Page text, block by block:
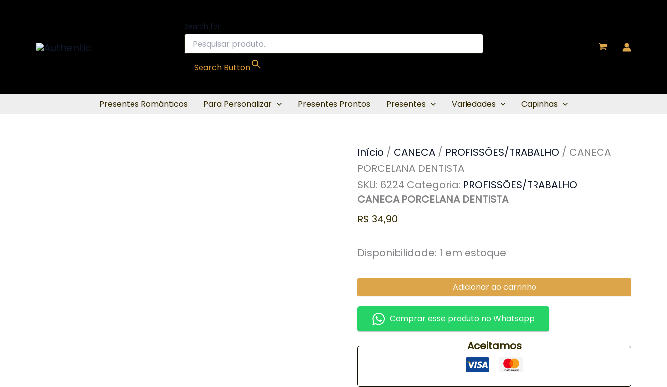
Search for:
Search Button
Presentes Românticos Para Personalizar Presentes Prontos Presentes Variedades Capinhas
Início / CANECA / PROFISSÕES/TRABALHO / CANECA
PORCELANA DENTISTA
SKU: 6224 Categoria: PROFISSÕES/TRABALHO
CANECA PORCELANA DENTISTA
R$ 34,90
Disponibilidade: 1 em estoque
quantidade
Adicionar ao carrinho
Comprar esse produto no Whatsapp
Aceitamos